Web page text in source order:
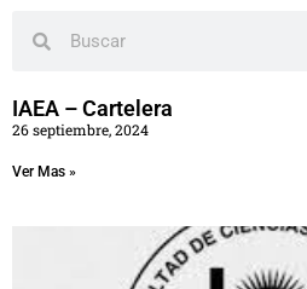
IAEA – Cartelera
26 septiembre, 2024
Ver Mas »